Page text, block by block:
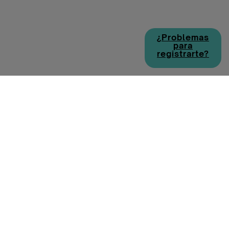
¿Problemas
para
registrarte?